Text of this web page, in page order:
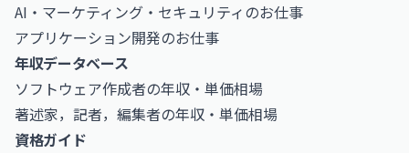
AI・マーケティング・セキュリティのお仕事
アプリケーション開発のお仕事
年収データベース
ソフトウェア作成者の年収・単価相場
著述家，記者，編集者の年収・単価相場
資格ガイド